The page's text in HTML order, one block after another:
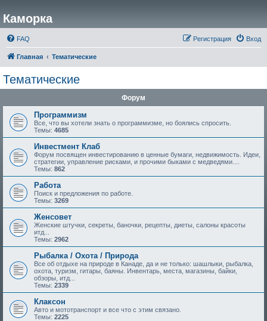
Каморка
FAQ Вход
Регистрация
Главная Тематические
Тематические
Форум
Программизм
Все, что вы хотели знать о программизме, но боялись спросить.
Темы: 4685
Инвестмент Клаб
Форум посвящен инвестированию в ценные бумаги, недвижимость. Идеи,
стратегии, управление рисками, и прочими быками с медведями....
Темы: 862
Работа
Поиск и предложения по работе.
Темы: 3269
Женсовет
Женские штучки, секреты, баночки, рецепты, диеты, салоны красоты
итд...
Темы: 2962
Рыбалка / Охота / Природа
Все об отдыхе на природе в Канаде, да и не только: шашлыки, рыбалка,
охота, туризм, гитары, баяны. Инвентарь, места, магазины, байки,
обзоры, итд...
Темы: 2339
Клаксон
Авто и мототранспорт и все что с этим связано.
Темы: 2225